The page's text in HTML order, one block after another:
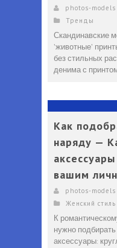
photos-models
Тренды
Скандинавские
'животные'
без стильных
денима с
Как
наряду —
вашим
photos-models
Женский стиль
К
нужно
аксессуары: